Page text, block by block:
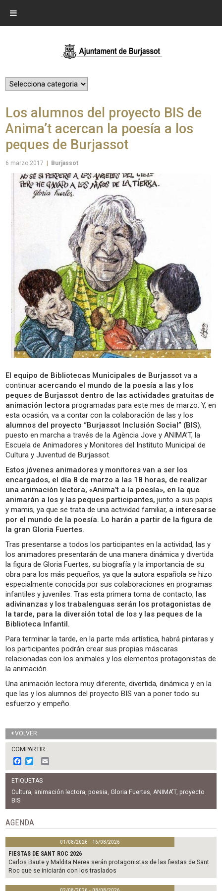
Los alumnos del proyecto BIS de
Anima’t acercan la poesía a los
peques de Burjassot
6 marzo 2017 Burjassot
El equipo de Bibliotecas Municipales de Burjassot va a
continuar acercando el mundo de la poesía a las y los
peques de Burjassot dentro de las actividades gratuitas de
animación lectora programadas para este mes de marzo. Y, en
esta ocasión, va a contar con la colaboración de las y los
alumnos del proyecto “Burjassot Inclusión Social” (BIS),
puesto en marcha a través de la Agència Jove y ANIMA’T, la
Escuela de Animadores y Monitores del Instituto Municipal de
Cultura y Juventud de Burjassot.
Estos jóvenes animadores y monitores van a ser los
encargados, el día 8 de marzo a las 18 horas, de realizar
una animación lectora, «Anima’t a la poesía», en la que
animarán a los y las peques participantes, junto a sus papis
y mamis, ya que se trata de una actividad familiar, a interesarse
por el mundo de la poesía. Lo harán a partir de la figura de
la gran Gloria Fuertes.
Tras presentarse a todos los participantes en la actividad, las y
los animadores presentarán de una manera dinámica y divertida
la figura de Gloria Fuertes, su biografía y la importancia de su
obra para los más pequeños, ya que la autora española se hizo
especialmente conocida por sus colaboraciones en programas
infantiles y juveniles. Tras esta primera toma de contacto, las
adivinanzas y los trabalenguas serán los protagonistas de
la tarde, para la diversión total de los y las peques de la
Biblioteca Infantil.
Para terminar la tarde, en la parte más artística, habrá pintaras y
los participantes podrán crear sus propias máscaras
relacionadas con los animales y los elementos protagonistas de
la animación.
Una animación lectora muy diferente, divertida, dinámica y en la
que las y los alumnos del proyecto BIS van a poner todo su
esfuerzo y empeño.
VOLVER
COMPARTIR
F
a
c
e
b
o
w
i
t
t
r
m
l
ETIQUETAS
Cultura, animación lectora, poesia, Gloria Fuertes,ANIMA'T, proyecto
BIS
AGENDA
01/08/2026 - 16/08/2026
FIESTAS DE SANT ROC 2026
Carlos Baute y Maldita Nerea serán protagonistas de las fiestas de Sant
Roc que se iniciarán con los traslados